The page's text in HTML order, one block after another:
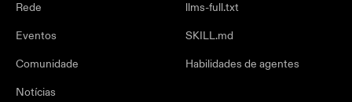
Rede
Eventos
Comunidade
Notícias
llms-full.txt
SKILL.md
Habilidades de agentes